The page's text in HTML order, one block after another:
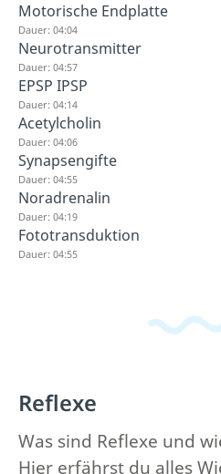
Motorische Endplatte
Dauer: 04:04
Neurotransmitter
Dauer: 04:57
EPSP IPSP
Dauer: 04:14
Acetylcholin
Dauer: 04:06
Synapsengifte
Dauer: 04:55
Noradrenalin
Dauer: 04:19
Fototransduktion
Dauer: 04:55
Reflexe
Was sind Reflexe und
Hier erfährst du alles